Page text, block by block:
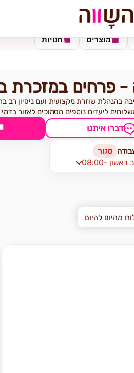
חנויות מוצרים
- פרחים במזכרת
בהנהלת שוזרת מקצועית ועם ניסיון רב
ליעדים נוספים הסמוכים לאזור
דברו איתנו
סגור
ב ראשון
מהיום להיום